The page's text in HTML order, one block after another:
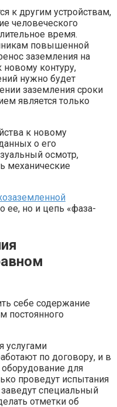
к другим устройствам,
человеческого
время.
повышенной
заземления на
контуру,
нужно будет
заземления сроки
является только
к новому
о его
осмотр,
механические
ее, но и цепь «фаза-
себе содержание
постоянного
услугами
по договору, и в
для
проведут испытания
специальный
отметки об